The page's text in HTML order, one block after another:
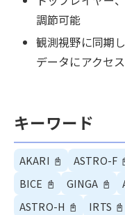
調節可能
観測視野に同期
データにアクセ
キーワード
AKARI 📓 ASTRO-F
BICE 📓 GINGA 📓
ASTRO-H 📓 IRTS 📓